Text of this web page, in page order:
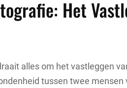
Het
alles om het vastleggen
tussen twee mensen